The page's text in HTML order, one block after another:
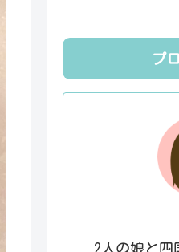
プ
2人の娘と四